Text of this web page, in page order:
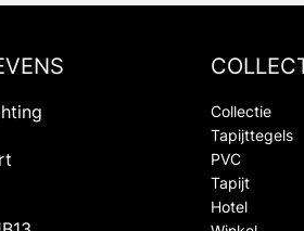
Collectie
Tapijttegels
PVC
Tapijt
Hotel